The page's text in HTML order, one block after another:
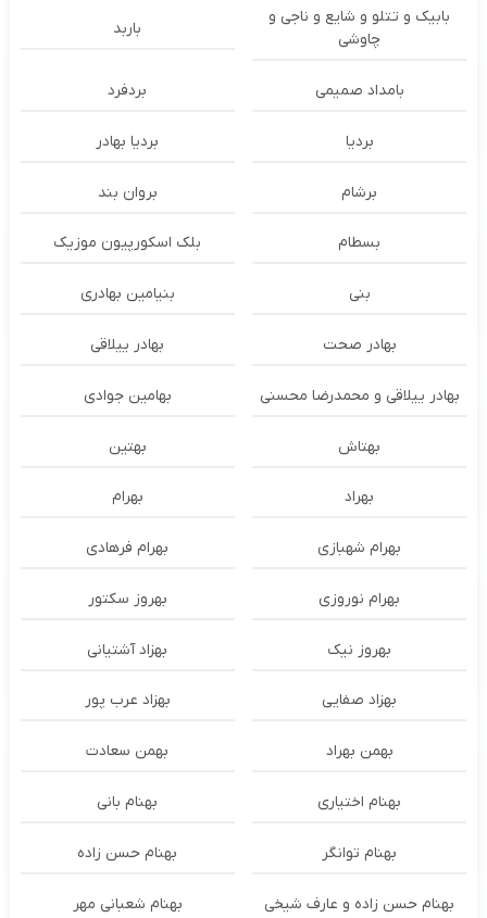
بابیک و تتلو و شایع و ناجی و
چاوشی
باربد
بامداد صمیمی بردفرد
بردیا بردیا بهادر
برشام بروان بند
بسطام بلک اسکورپیون موزیک
بنی بنیامین بهادری
بهادر صحت بهادر ییلاقی
بهادر ییلاقی و محمدرضا محسنی بهامین جوادی
بهتاش بهتین
بهراد بهرام
بهرام شهبازی بهرام فرهادی
بهرام نوروزی بهروز سکتور
بهروز نیک بهزاد آشتیانی
بهزاد صفایی بهزاد عرب پور
بهمن بهراد بهمن سعادت
بهنام اختیاری بهنام بانی
بهنام توانگر بهنام حسن زاده
بهنام حسن زاده و عارف شیخی بهنام شعبانی مهر